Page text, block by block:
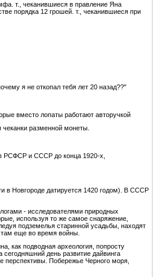
т., чеканившиеся в правление Яна
порядка 12 грошей. т., чеканившиеся при
я не откопал тебя лет 20 назад??"
вместо лопаты работают авторучкой
разменной монеты.
РСФСР и СССР до конца 1920-х,
в Новгороде датируется 1420 годом). В СССР
- исследователями природных
используя то же самое снаряжение,
подземелья старинной усадьбы, находят
еще во время войны.
как подводная археология, попросту
день развитие дайвинга
перспективы. Побережье Черного моря,